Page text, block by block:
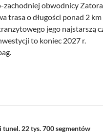
zachodniej obwodnicy
trasa o długości ponad 2 km
jego najstarszą
to koniec 2027 r.
22 tys. 700 segmentów